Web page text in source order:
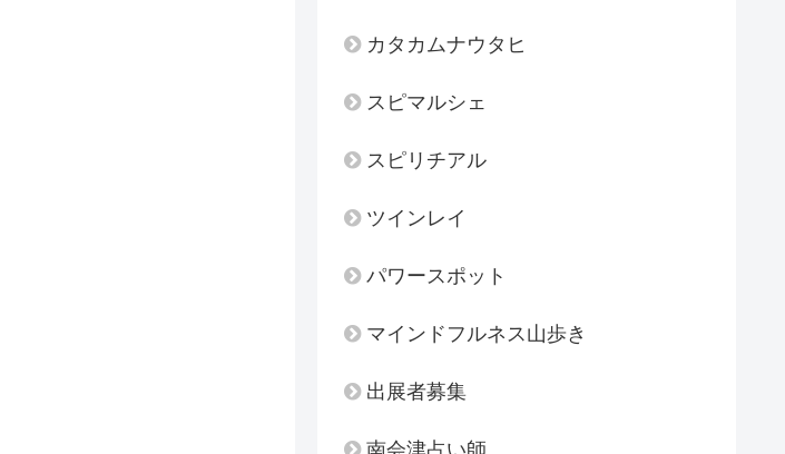
カタカムナウタヒ
スピマルシェ
スピリチアル
ツインレイ
パワースポット
マインドフルネス山歩き
出展者募集